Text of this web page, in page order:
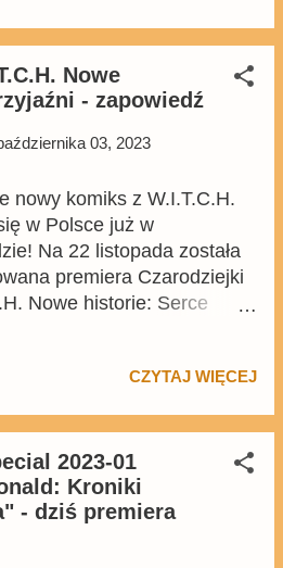
również pierwsze dwa dni
Centrum Komiksu i
Interaktywnej EC1 Łódź (ul.
1/3). Organizatorzy
liczne atrakcje – od
stworzone z okazji 100-lecia
. A to oznacza, że nie
w nim ciekawych
.
Nowe
- zapowiedź
03, 2023
nowy komiks z W.I.T.C.H.
w Polsce już w
Na 22 listopada została
premiera Czarodziejki
Nowe historie: Serce
(gdzie można już je
wydany w twardej oprawie i
zł.
CZYTAJ WIĘCEJ
2023-01
Kroniki
- dziś premiera